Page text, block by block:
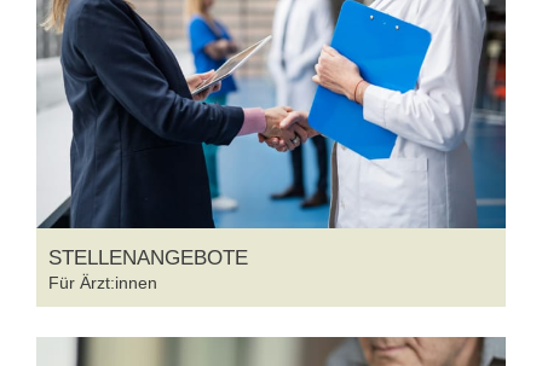
STELLENANGEBOTE
Für Ärzt:innen